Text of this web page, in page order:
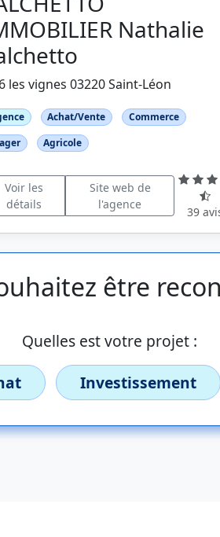
Nathalie
6 les vignes 03220 Saint-Léon
Achat/Vente
Commerce
Agricole
Voir les
détails
Site web de
l'agence
39
être
Quelles est votre projet :
Investissement